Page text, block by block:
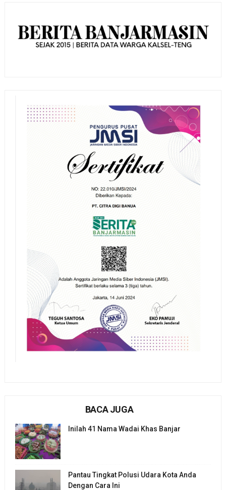
BACA JUGA
Inilah 41 Nama Wadai Khas Banjar
Pantau Tingkat Polusi Udara Kota Anda
Dengan Cara Ini